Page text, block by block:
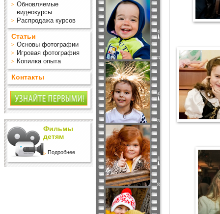
Обновляемые
видеокурсы
Распродажа курсов
Статьи
Основы фотографии
Игровая фотография
Копилка опыта
Контакты
Фильмы
детям
Подробнее